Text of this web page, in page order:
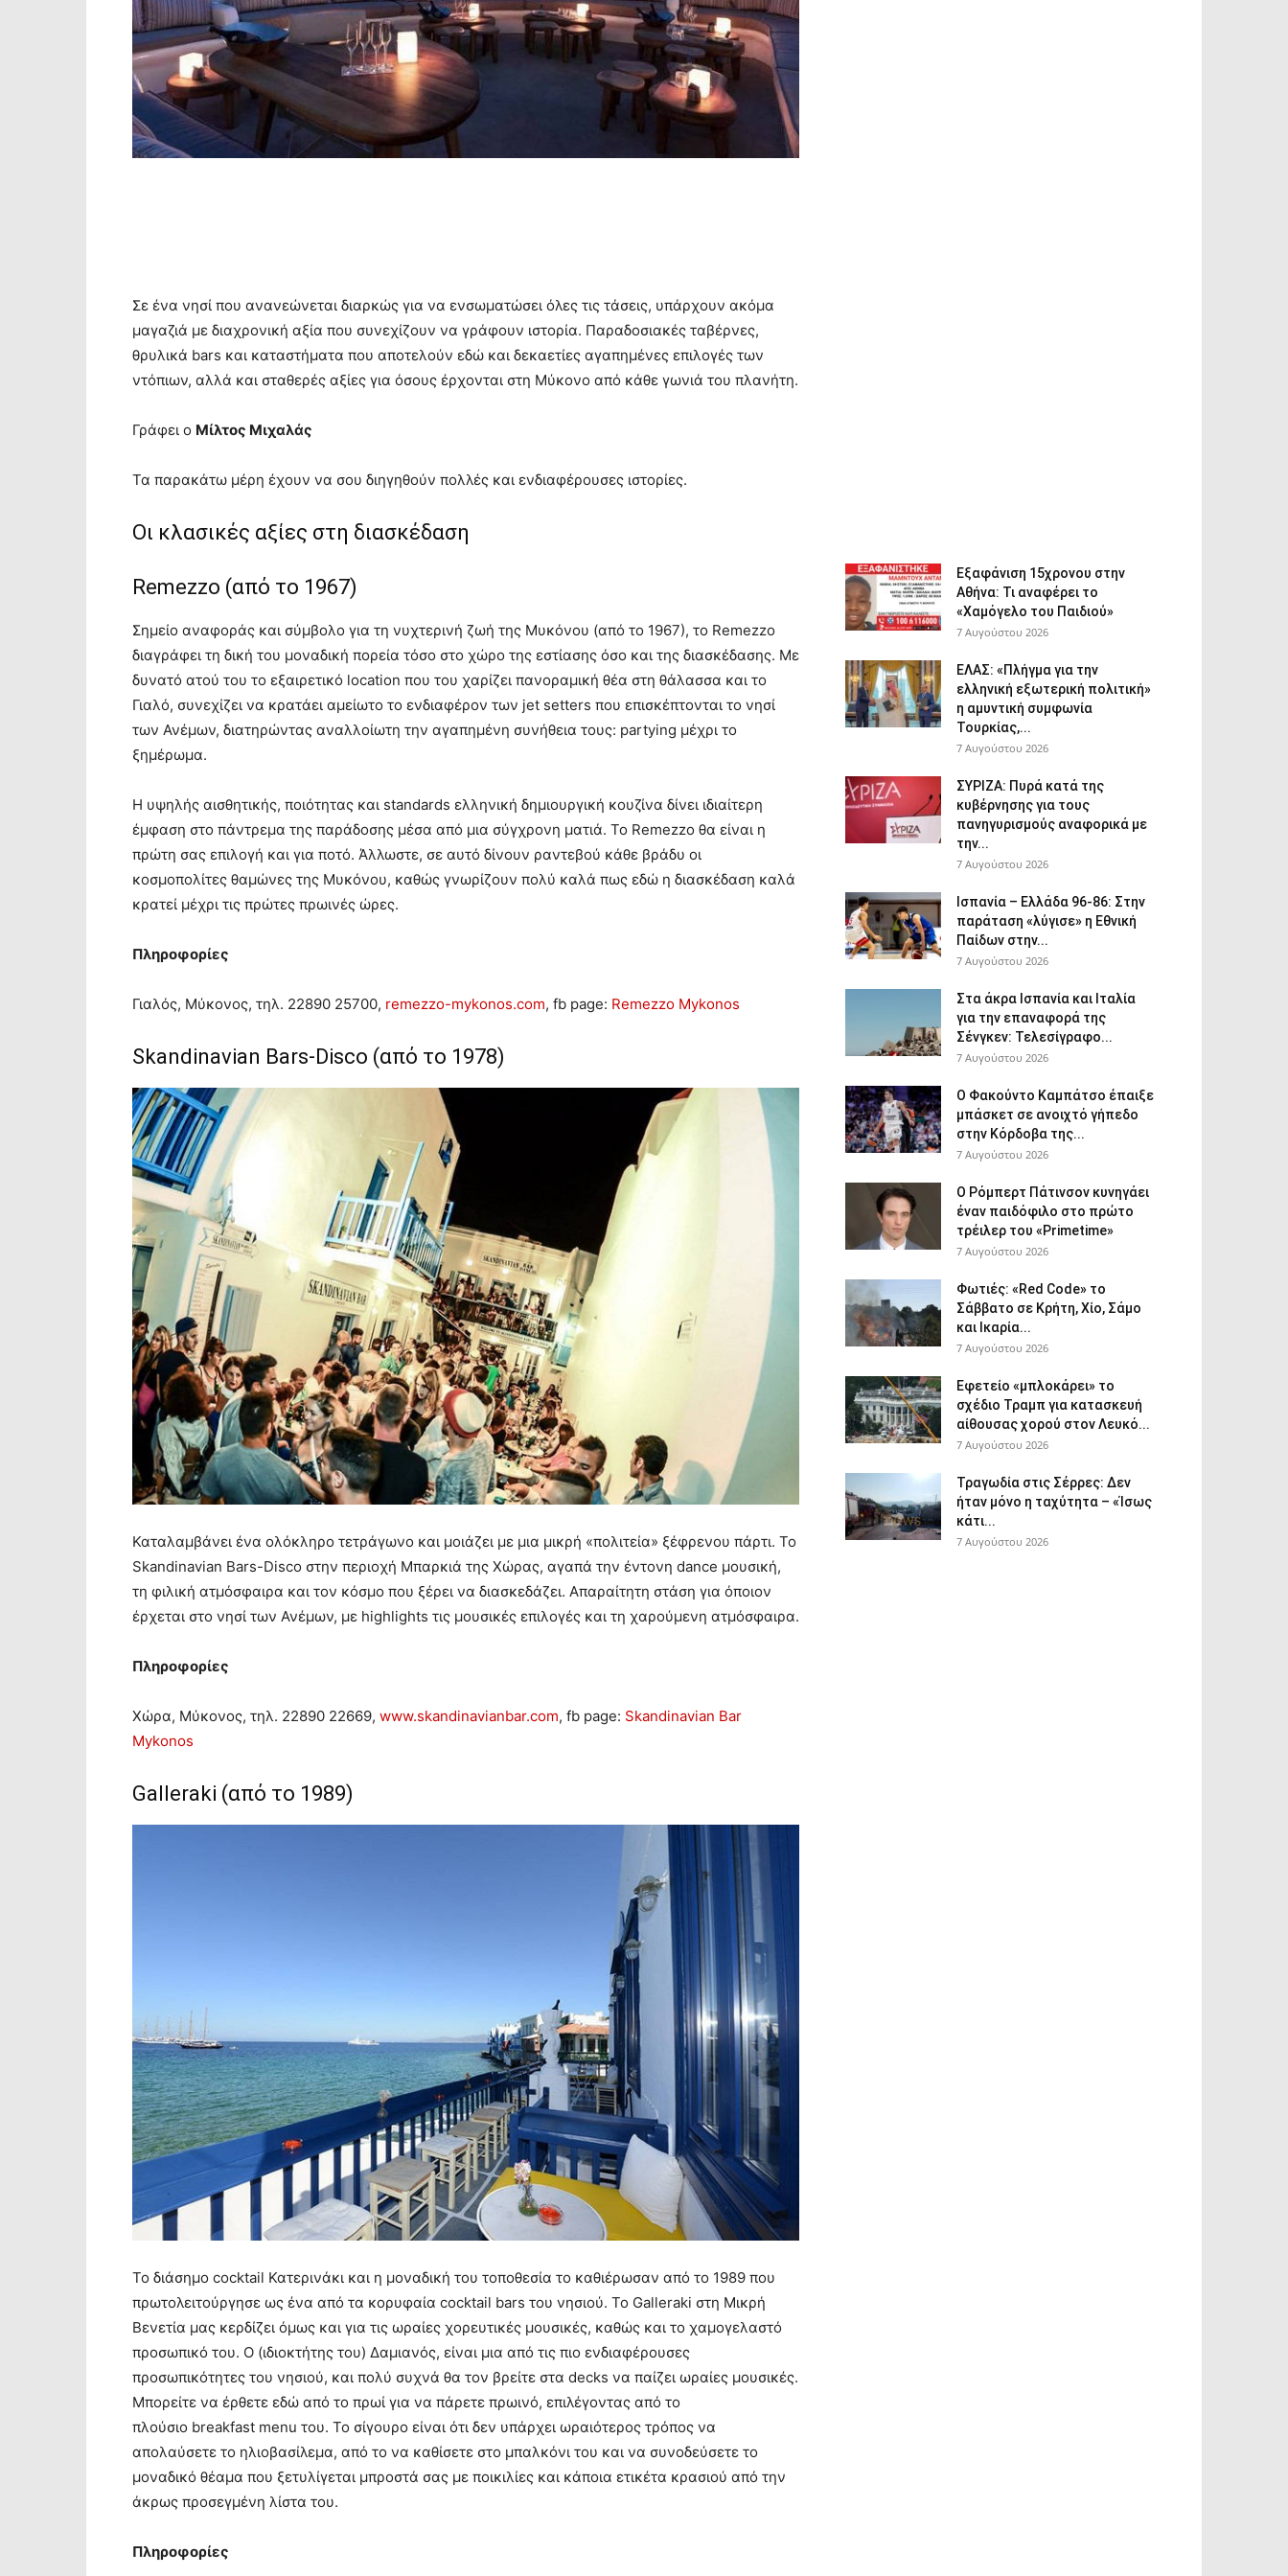
Σε ένα νησί που ανανεώνεται διαρκώς για να ενσωματώσει όλες τις τάσεις, υπάρχουν ακόμα
μαγαζιά με διαχρονική αξία που συνεχίζουν να γράφουν ιστορία. Παραδοσιακές ταβέρνες,
θρυλικά bars και καταστήματα που αποτελούν εδώ και δεκαετίες αγαπημένες επιλογές των
ντόπιων, αλλά και σταθερές αξίες για όσους έρχονται στη Μύκονο από κάθε γωνιά του πλανήτη.
Γράφει ο Μίλτος Μιχαλάς
Τα παρακάτω μέρη έχουν να σου διηγηθούν πολλές και ενδιαφέρουσες ιστορίες.
Οι κλασικές αξίες στη διασκέδαση
Remezzo (από το 1967)
Σημείο αναφοράς και σύμβολο για τη νυχτερινή ζωή της Μυκόνου (από το 1967), το Remezzo
διαγράφει τη δική του μοναδική πορεία τόσο στο χώρο της εστίασης όσο και της διασκέδασης. Με
δυνατό ατού του το εξαιρετικό location που του χαρίζει πανοραμική θέα στη θάλασσα και το
Γιαλό, συνεχίζει να κρατάει αμείωτο το ενδιαφέρον των jet setters που επισκέπτονται το νησί
των Ανέμων, διατηρώντας αναλλοίωτη την αγαπημένη συνήθεια τους: partying μέχρι το
ξημέρωμα.
Η υψηλής αισθητικής, ποιότητας και standards ελληνική δημιουργική κουζίνα δίνει ιδιαίτερη
έμφαση στο πάντρεμα της παράδοσης μέσα από μια σύγχρονη ματιά. Το Remezzo θα είναι η
πρώτη σας επιλογή και για ποτό. Άλλωστε, σε αυτό δίνουν ραντεβού κάθε βράδυ οι
κοσμοπολίτες θαμώνες της Μυκόνου, καθώς γνωρίζουν πολύ καλά πως εδώ η διασκέδαση καλά
κρατεί μέχρι τις πρώτες πρωινές ώρες.
Πληροφορίες
Γιαλός, Μύκονος, τηλ. 22890 25700, remezzo-mykonos.com, fb page: Remezzo Mykonos
Skandinavian Bars-Disco (από το 1978)
Καταλαμβάνει ένα ολόκληρο τετράγωνο και μοιάζει με μια μικρή «πολιτεία» ξέφρενου πάρτι. Το
Skandinavian Bars-Disco στην περιοχή Μπαρκιά της Χώρας, αγαπά την έντονη dance μουσική,
τη φιλική ατμόσφαιρα και τον κόσμο που ξέρει να διασκεδάζει. Απαραίτητη στάση για όποιον
έρχεται στο νησί των Ανέμων, με highlights τις μουσικές επιλογές και τη χαρούμενη ατμόσφαιρα.
Πληροφορίες
Χώρα, Μύκονος, τηλ. 22890 22669, www.skandinavianbar.com, fb page: Skandinavian Bar
Mykonos
Galleraki (από το 1989)
Το διάσημο cocktail Κατερινάκι και η μοναδική του τοποθεσία το καθιέρωσαν από το 1989 που
πρωτολειτούργησε ως ένα από τα κορυφαία cocktail bars του νησιού. Το Galleraki στη Μικρή
Βενετία μας κερδίζει όμως και για τις ωραίες χορευτικές μουσικές, καθώς και το χαμογελαστό
προσωπικό του. Ο (ιδιοκτήτης του) Δαμιανός, είναι μια από τις πιο ενδιαφέρουσες
προσωπικότητες του νησιού, και πολύ συχνά θα τον βρείτε στα decks να παίζει ωραίες μουσικές.
Μπορείτε να έρθετε εδώ από το πρωί για να πάρετε πρωινό, επιλέγοντας από το
πλούσιο breakfast menu του. Το σίγουρο είναι ότι δεν υπάρχει ωραιότερος τρόπος να
απολαύσετε το ηλιοβασίλεμα, από το να καθίσετε στο μπαλκόνι του και να συνοδεύσετε το
μοναδικό θέαμα που ξετυλίγεται μπροστά σας με ποικιλίες και κάποια ετικέτα κρασιού από την
άκρως προσεγμένη λίστα του.
Πληροφορίες
Εξαφάνιση 15χρονου στην
Αθήνα: Τι αναφέρει το
«Χαμόγελο του Παιδιού»
7 Αυγούστου 2026
ΕΛΑΣ: «Πλήγμα για την
ελληνική εξωτερική πολιτική»
η αμυντική συμφωνία
Τουρκίας,...
7 Αυγούστου 2026
ΣΥΡΙΖΑ: Πυρά κατά της
κυβέρνησης για τους
πανηγυρισμούς αναφορικά με
την...
7 Αυγούστου 2026
Ισπανία – Ελλάδα 96-86: Στην
παράταση «λύγισε» η Εθνική
Παίδων στην...
7 Αυγούστου 2026
Στα άκρα Ισπανία και Ιταλία
για την επαναφορά της
Σένγκεν: Τελεσίγραφο...
7 Αυγούστου 2026
Ο Φακούντο Καμπάτσο έπαιξε
μπάσκετ σε ανοιχτό γήπεδο
στην Κόρδοβα της...
7 Αυγούστου 2026
Ο Ρόμπερτ Πάτινσον κυνηγάει
έναν παιδόφιλο στο πρώτο
τρέιλερ του «Primetime»
7 Αυγούστου 2026
Φωτιές: «Red Code» το
Σάββατο σε Κρήτη, Χίο, Σάμο
και Ικαρία...
7 Αυγούστου 2026
Εφετείο «μπλοκάρει» το
σχέδιο Τραμπ για κατασκευή
αίθουσας χορού στον Λευκό...
7 Αυγούστου 2026
Τραγωδία στις Σέρρες: Δεν
ήταν μόνο η ταχύτητα – «Ίσως
κάτι...
7 Αυγούστου 2026